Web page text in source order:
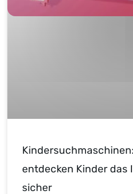
entdecken Kinder das
sicher